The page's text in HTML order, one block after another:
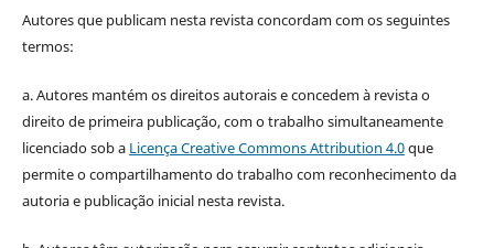
Autores que publicam nesta revista concordam com os seguintes
termos:
a. Autores mantém os direitos autorais e concedem à revista o
direito de primeira publicação, com o trabalho simultaneamente
licenciado sob a Licença Creative Commons Attribution 4.0que
permite o compartilhamento do trabalho com reconhecimento da
autoria e publicação inicial nesta revista.